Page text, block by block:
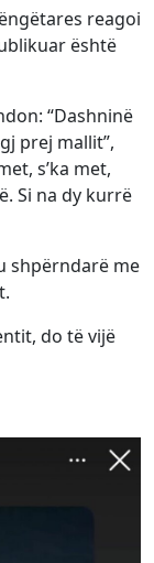
reagoi
është
“Dashninë
prej mallit”,
s’ka met,
Si na dy kurrë
shpërndarë me
do të vijë